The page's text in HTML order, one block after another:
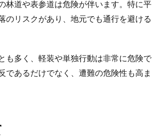
林道や表参道は危険が伴います。特に平
のリスクがあり、地元でも通行を避ける
も多く、軽装や単独行動は非常に危険で
であるだけでなく、遭難の危険性も高ま